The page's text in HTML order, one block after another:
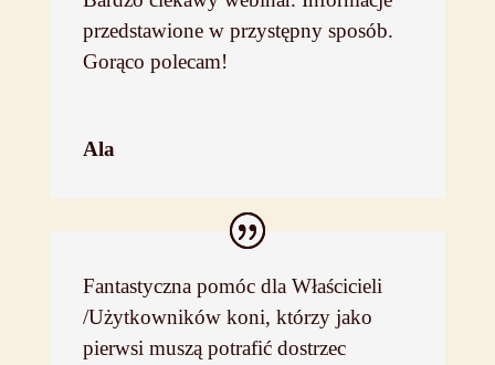
przedstawione w przystępny sposób.
Gorąco polecam!
Ala
Fantastyczna pomóc dla Właścicieli
/Użytkowników koni, którzy jako
pierwsi muszą potrafić dostrzec